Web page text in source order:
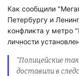
Как сообщили
Петербургу и
конфликта у метро
личности
"Полицейские
доставили в